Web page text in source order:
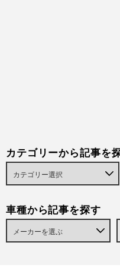
カテゴリーから記事を
車種から記事を探す